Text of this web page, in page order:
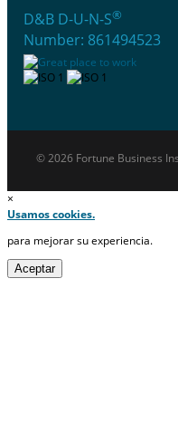
D&B D-U-N-S®
Number: 861494523
© 2026 Fortune Business
×
Usamos cookies.
para mejorar su experiencia.
Aceptar